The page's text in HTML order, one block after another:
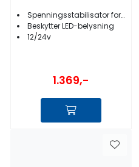
Spenningsstabilisator for LED
Beskytter LED-belysning
12/24v
1.369,-